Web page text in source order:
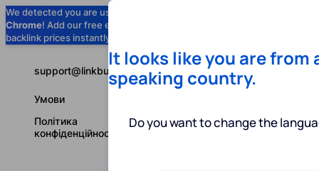
We detected you are using
Chrome! Add our free extension to check
backlink prices instantly as you browse.
support@linkbuilder.com
Умови
Політика
конфіденційності
It looks like you are from
speaking country.
Do you want to change the